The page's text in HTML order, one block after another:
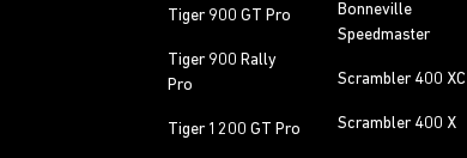
Tiger 900 GT Pro
Tiger 900 Rally
Pro
Tiger 1200 GT Pro
Bonneville
Speedmaster
Scrambler 400 XC
Scrambler 400 X